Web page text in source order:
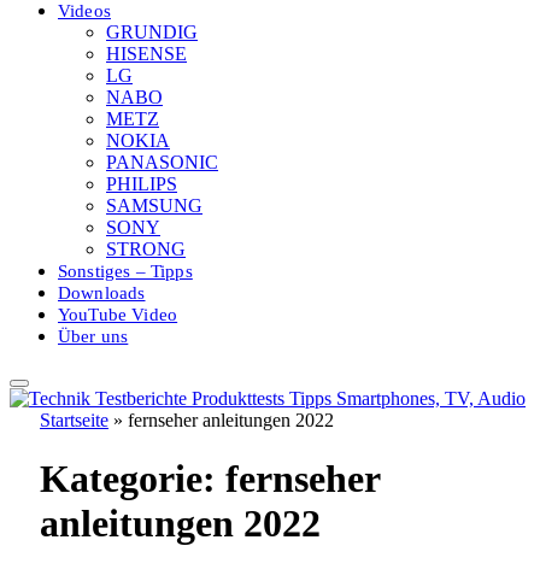
Videos
GRUNDIG
HISENSE
LG
NABO
METZ
NOKIA
PANASONIC
PHILIPS
SAMSUNG
SONY
STRONG
Sonstiges – Tipps
Downloads
YouTube Video
Über uns
Startseite » fernseher anleitungen 2022
Kategorie: fernseher
anleitungen 2022